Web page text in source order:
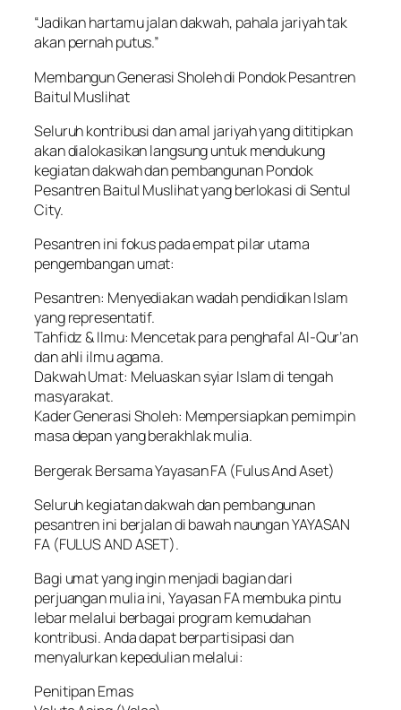
“Jadikan hartamu jalan dakwah, pahala jariyah tak
akan pernah putus.”
Membangun Generasi Sholeh di Pondok Pesantren
Baitul Muslihat
Seluruh kontribusi dan amal jariyah yang dititipkan
akan dialokasikan langsung untuk mendukung
kegiatan dakwah dan pembangunan Pondok
Pesantren Baitul Muslihat yang berlokasi di Sentul
City.
Pesantren ini fokus pada empat pilar utama
pengembangan umat:
Pesantren: Menyediakan wadah pendidikan Islam
yang representatif.
Tahfidz & Ilmu: Mencetak para penghafal Al-Qur’an
dan ahli ilmu agama.
Dakwah Umat: Meluaskan syiar Islam di tengah
masyarakat.
Kader Generasi Sholeh: Mempersiapkan pemimpin
masa depan yang berakhlak mulia.
Bergerak Bersama Yayasan FA (Fulus And Aset)
Seluruh kegiatan dakwah dan pembangunan
pesantren ini berjalan di bawah naungan YAYASAN
FA (FULUS AND ASET).
Bagi umat yang ingin menjadi bagian dari
perjuangan mulia ini, Yayasan FA membuka pintu
lebar melalui berbagai program kemudahan
kontribusi. Anda dapat berpartisipasi dan
menyalurkan kepedulian melalui:
Penitipan Emas